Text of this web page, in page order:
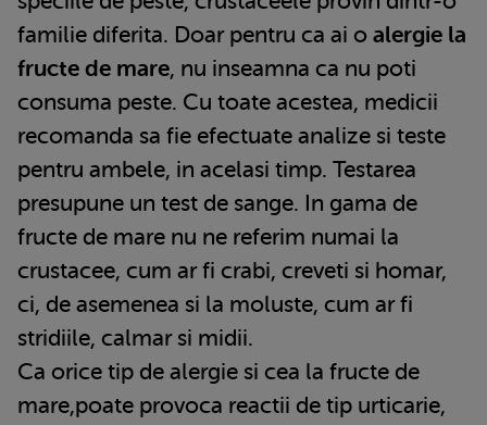
familie diferita. Doar pentru ca ai o alergie la
fructe de mare, nu inseamna ca nu poti
consuma peste. Cu toate acestea, medicii
recomanda sa fie efectuate analize si teste
pentru ambele, in acelasi timp. Testarea
presupune un test de sange. In gama de
fructe de mare nu ne referim numai la
crustacee, cum ar fi crabi, creveti si homar,
ci, de asemenea si la moluste, cum ar fi
stridiile, calmar si midii.
Ca orice tip de alergie si cea la fructe de
mare,poate provoca reactii de tip urticarie,